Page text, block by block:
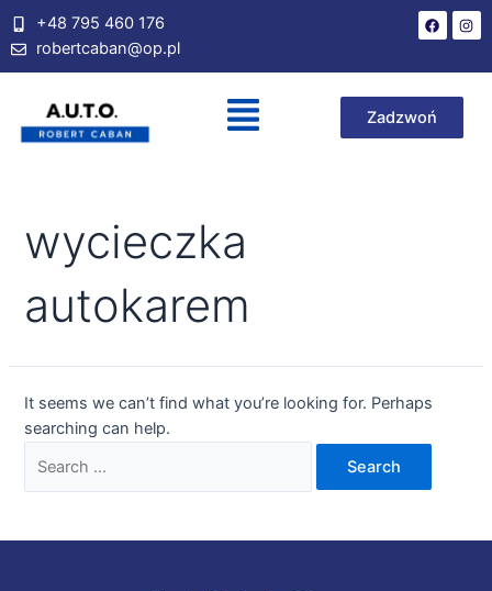
+48 795 460 176
robertcaban@op.pl
Zadzwoń
wycieczka
autokarem
It seems we can’t find what you’re looking for. Perhaps
searching can help.